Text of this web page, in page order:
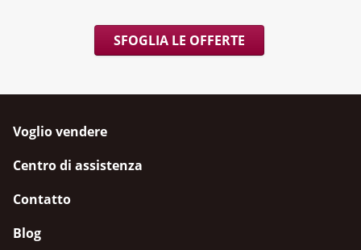
SFOGLIA LE OFFERTE
Voglio vendere
Centro di assistenza
Contatto
Blog